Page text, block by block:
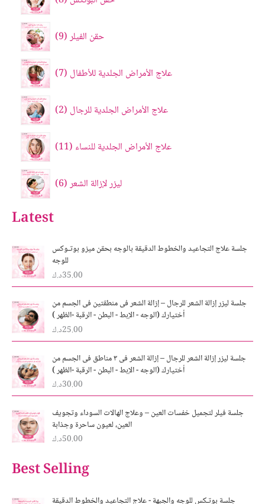
حقن الفيلر 9
علاج الأمراض الجلدية للأطفال 7
علاج الأمراض الجلدية للرجال 2
علاج الأمراض الجلدية للنساء 11
ليزر لإزالة الشعر 6
Latest
جلسة علاج التجاعيد والخطوط الدقيقة بالوجه بحقن ميزو بوتـوكس
للوجه
35.00د.ك
جلسة ليزر إزالة الشعر للرجال – إزالة الشعر فى منطقتين فى الجسم من
أختيارك (الوجه - الإبط - البطن - الرقبة -الظهر )
25.00د.ك
جلسة ليزر إزالة الشعر للرجال – إزالة الشعر فى ٣ مناطق فى الجسم من
أختيارك (الوجه - الإبط - البطن - الرقبة -الظهر )
30.00د.ك
جلسة فيلر لتجميل خفسات العين – وعلاج الهالات السوداء وتجويف
العين، لعيون ساحرة وجذابة
50.00د.ك
Best Selling
جلسة بوتـكس للوجه والجبهة - علاج التجاعيد والخطوط الدقيقة